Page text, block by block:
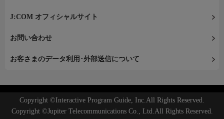
J:COM オフィシャルサイト
お問い合わせ
お客さまのデータ利用･外部送信について
Copyright ©Interactive Program Guide, Inc.All Rights Reserved.
Copyright ©Jupiter Telecommunications Co., Ltd.All Rights Reserved.